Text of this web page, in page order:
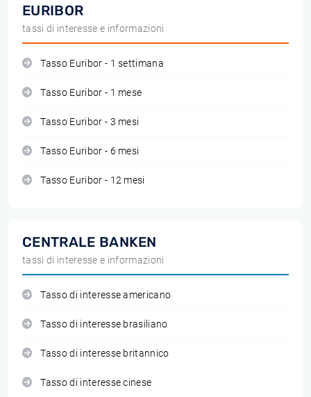
EURIBOR
tassi di interesse e informazioni
Tasso Euribor - 1 settimana
Tasso Euribor - 1 mese
Tasso Euribor - 3 mesi
Tasso Euribor - 6 mesi
Tasso Euribor - 12 mesi
CENTRALE BANKEN
tassi di interesse e informazioni
Tasso di interesse americano
Tasso di interesse brasiliano
Tasso di interesse britannico
Tasso di interesse cinese